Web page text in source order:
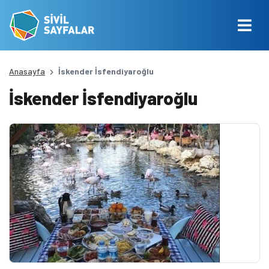
Anasayfa İskender İsfendiyaroğlu
İskender İsfendiyaroğlu